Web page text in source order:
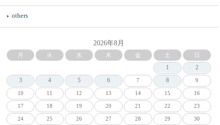
others
2026年8月
月 火 水 木 金 土
日
1
2
3
4 5 6 7 8 9
10 11 12 13 14 15 16
17 18 19 20 21 22 23
24 25 26 27 28 29 30